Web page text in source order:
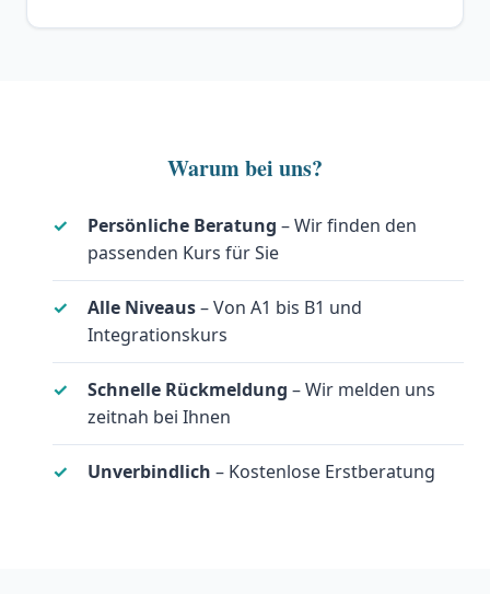
Warum bei uns?
Persönliche Beratung – Wir finden den
passenden Kurs für Sie
Alle Niveaus– Von A1 bis B1 und
Integrationskurs
Schnelle Rückmeldung – Wir melden uns
zeitnah bei Ihnen
Unverbindlich – Kostenlose Erstberatung